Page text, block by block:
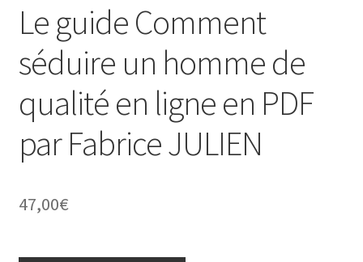
Le guide Comment
séduire un homme de
qualité en ligne en PDF
par Fabrice JULIEN
47,00€